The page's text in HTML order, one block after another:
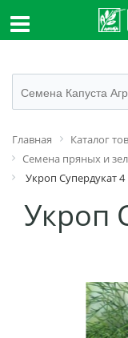
Главная Каталог
Семена пряных и
Укроп Супердукат 4
Укроп